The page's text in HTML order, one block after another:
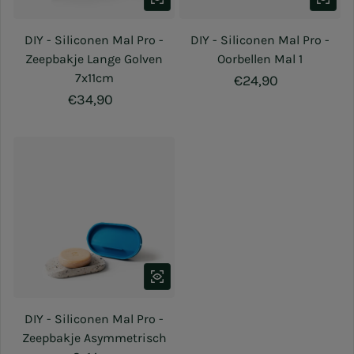
DIY - Siliconen Mal Pro -
Zeepbakje Lange Golven
7x11cm
Normale prijs
€34,90
DIY - Siliconen Mal Pro -
Oorbellen Mal 1
Normale prijs
€24,90
DIY - Siliconen Mal Pro -
Zeepbakje Asymmetrisch